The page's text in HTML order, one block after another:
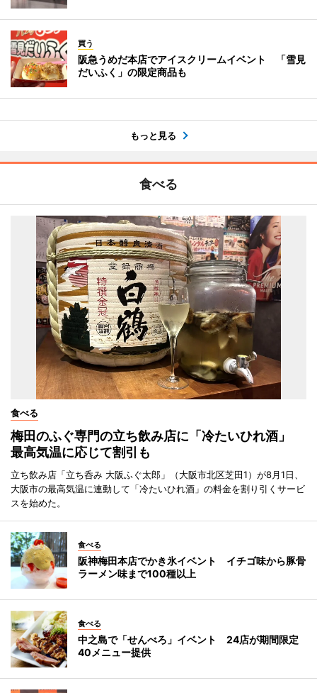
買う
阪急うめだ本店でアイスクリームイベント 「雪見
だいふく」の限定商品も
もっと見る
食べる
食べる
梅田のふぐ専門の立ち飲み店に「冷たいひれ酒」
最高気温に応じて割引も
立ち飲み店「立ち呑み 大阪ふぐ太郎」（大阪市北区芝田1）が8月1日、
大阪市の最高気温に連動して「冷たいひれ酒」の料金を割り引くサービ
スを始めた。
食べる
阪神梅田本店でかき氷イベント イチゴ味から豚骨
ラーメン味まで100種以上
食べる
中之島で「せんべろ」イベント 24店が期間限定
40メニュー提供